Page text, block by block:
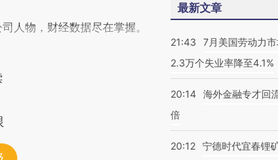
人物，财经数据尽在掌握。
最新文章
21:43
7月美国劳动力
2.3万个失业率降至4.1%
20:14 海外金融专才回
倍
20:12 宁德时代宜春锂